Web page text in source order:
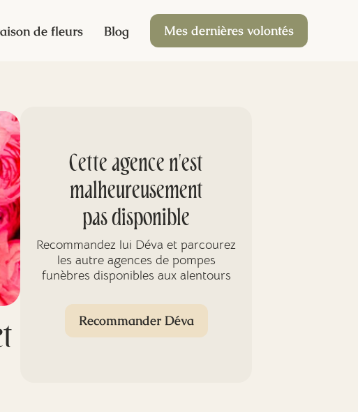
de fleurs Blog Mes dernières volontés
Cette agence n'est
malheureusement
pas disponible
Recommandez lui Déva et parcourez
les autre agences de pompes
funèbres disponibles aux alentours
Recommander Déva